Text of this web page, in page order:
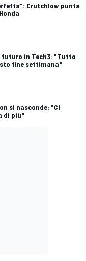
Crutchlow punta
futuro in Tech3: "Tutto
fine settimana"
si nasconde: "Ci
di più"